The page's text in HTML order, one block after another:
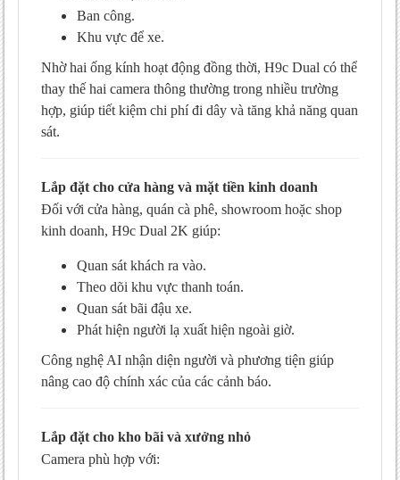
Ban công.
Khu vực để xe.
Nhờ hai ống kính hoạt động đồng thời, H9c Dual có thể
thay thế hai camera thông thường trong nhiều trường
hợp, giúp tiết kiệm chi phí đi dây và tăng khả năng quan
sát.
Lắp đặt cho cửa hàng và mặt tiền kinh doanh
Đối với cửa hàng, quán cà phê, showroom hoặc shop
kinh doanh, H9c Dual 2K giúp:
Quan sát khách ra vào.
Theo dõi khu vực thanh toán.
Quan sát bãi đậu xe.
Phát hiện người lạ xuất hiện ngoài giờ.
Công nghệ AI nhận diện người và phương tiện giúp
nâng cao độ chính xác của các cảnh báo.
Lắp đặt cho kho bãi và xưởng nhỏ
Camera phù hợp với: